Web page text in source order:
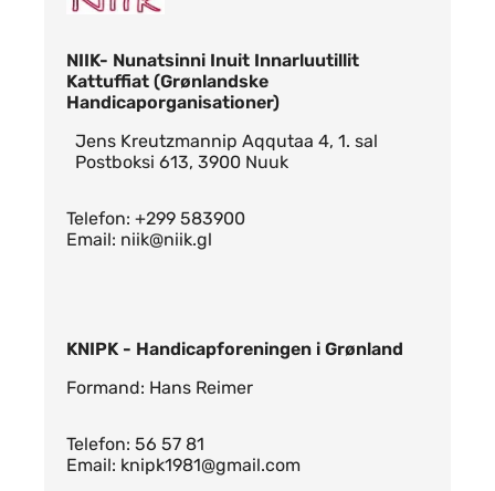
NIIK- Nunatsinni Inuit Innarluutillit
Kattuffiat (Grønlandske
Handicaporganisationer)
Jens Kreutzmannip Aqqutaa 4, 1. sal
Postboksi 613, 3900 Nuuk
Telefon: +299 583900
Email: niik@niik.gl
KNIPK - Handicapforeningen i Grønland
Formand: Hans Reimer
Telefon: 56 57 81
Email: knipk1981@gmail.com